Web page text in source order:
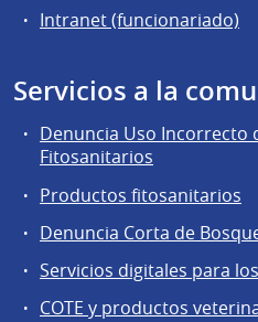
Intranet (funcionariado)
Servicios a la
Denuncia Uso Incorrecto
Fitosanitarios
Productos fitosanitarios
Denuncia Corta de
Servicios digitales para
COTE y productos